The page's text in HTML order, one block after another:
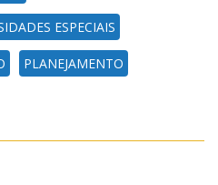
ESPECIAIS
PLANEJAMENTO